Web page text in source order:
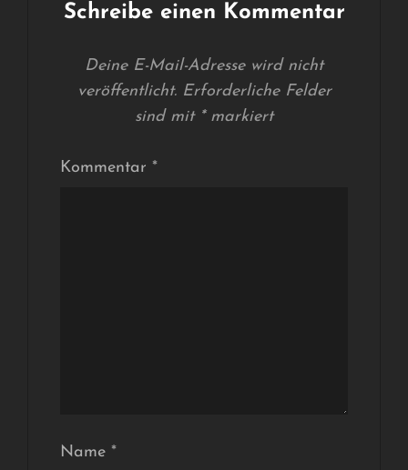
Schreibe einen Kommentar
Deine E-Mail-Adresse wird nicht
veröffentlicht. Erforderliche Felder
sind mit *markiert
Kommentar *
Name *